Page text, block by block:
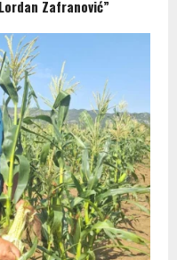
Zafranović”